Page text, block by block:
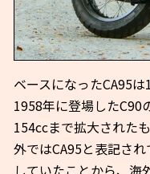
ベースになったCA95
1958年に登場したC90
154ccまで拡大された
外ではCA95と表記さ